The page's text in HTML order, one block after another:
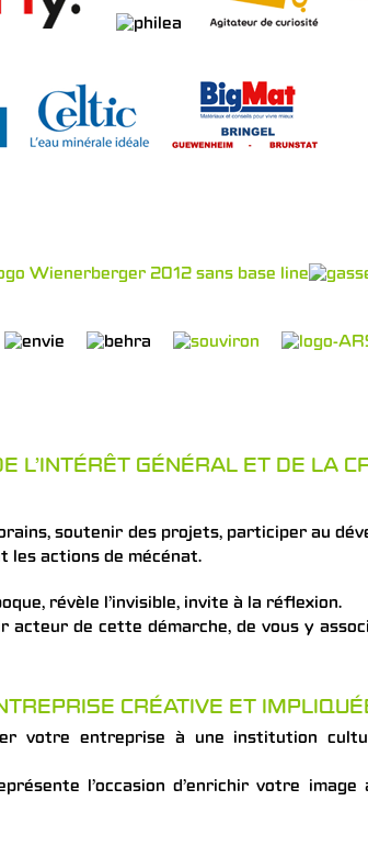
L’INTÉRÊT GÉNÉRAL ET DE LA
soutenir des projets, participer au
les actions de mécénat.
révèle l’invisible, invite à la réflexion.
acteur de cette démarche, de vous y
CRÉATIVE ET
votre entreprise à une institution
l’occasion d’enrichir votre image